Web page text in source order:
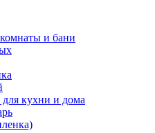
и бани
кухни и дома